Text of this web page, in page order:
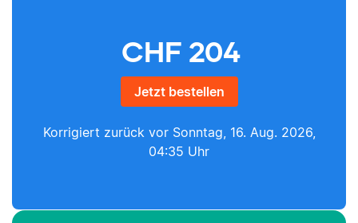
CHF 204
Jetzt bestellen
Korrigiert zurück vor Sonntag, 16. Aug. 2026,
04:35 Uhr